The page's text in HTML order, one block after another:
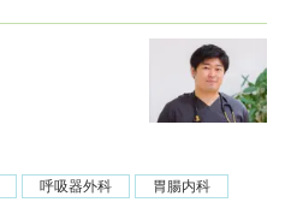
呼吸器外科 胃腸内科